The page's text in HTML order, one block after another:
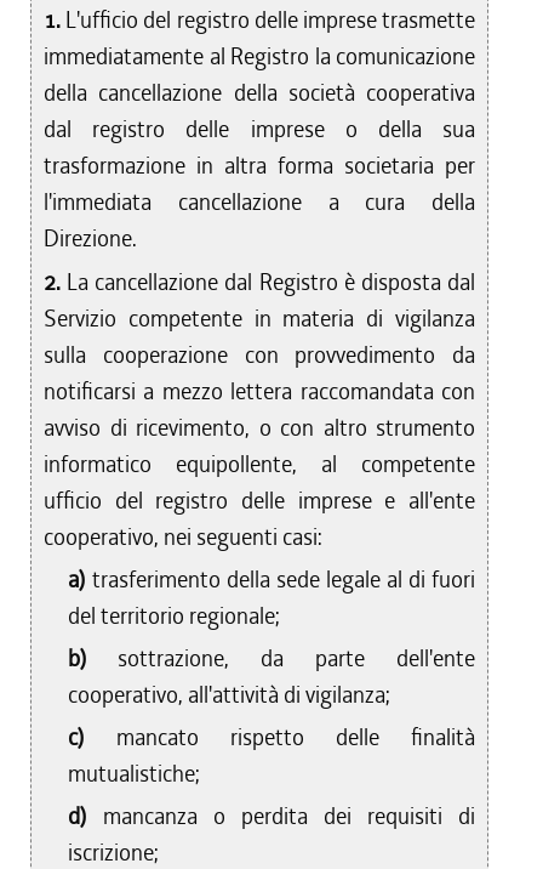
dal 01/01/2013 al 15/04/2013
dal 29/12/2012 al 31/12/2012
dal 18/10/2012 al 28/12/2012
dal 28/07/2012 al 17/10/2012
dal 08/12/2011 al 27/07/2012
dal 28/07/2011 al 07/12/2011
dal 21/07/2011 al 27/07/2011
dal 07/04/2011 al 20/07/2011
dal 01/01/2011 al 06/04/2011
dal 28/10/2010 al 31/12/2010
1. L'ufficio del registro delle imprese trasmette
immediatamente al Registro la comunicazione
della cancellazione della società cooperativa
dal registro delle imprese o della sua
trasformazione in altra forma societaria per
l'immediata cancellazione a cura della
Direzione.
2. La cancellazione dal Registro è disposta dal
Servizio competente in materia di vigilanza
sulla cooperazione con provvedimento da
notificarsi a mezzo lettera raccomandata con
avviso di ricevimento, o con altro strumento
informatico equipollente, al competente
ufficio del registro delle imprese e all'ente
cooperativo, nei seguenti casi:
a) trasferimento della sede legale al di fuori
del territorio regionale;
b) sottrazione, da parte dell'ente
cooperativo, all'attività di vigilanza;
c) mancato rispetto delle finalità
mutualistiche;
d) mancanza o perdita dei requisiti di
iscrizione;